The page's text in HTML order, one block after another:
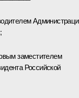
заместителем
Российской